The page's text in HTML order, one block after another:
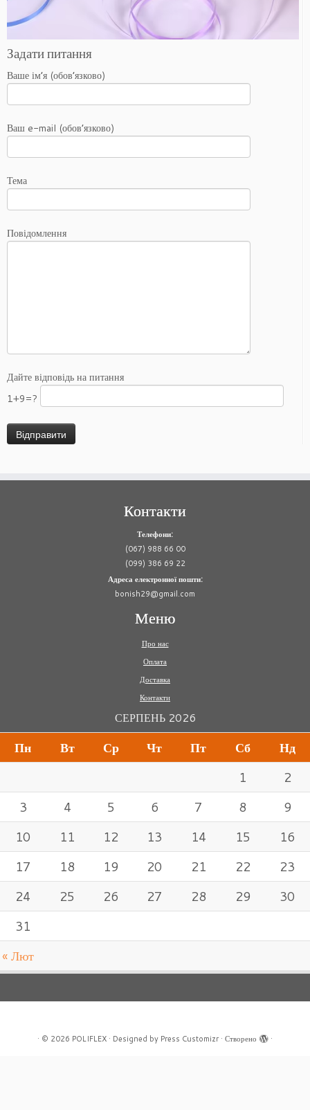
Задати питання
Ваше ім’я (обов’язково)
Ваш e-mail (обов’язково)
Тема
Повідомлення
Дайте відповідь на питання
1+9=?
Контакти
Телефони:
(067) 988 66 00
(099) 386 69 22
Адреса електронної пошти:
bonish29@gmail.com
Меню
Про нас
Оплата
Доставка
Контакти
СЕРПЕНЬ 2026
Пн Вт Ср Чт Пт Сб Нд
« Лют
1
2
3
4 5 6 7 8
9
10
11 12 13 14 15
16
17
18 19 20 21 22
23
24
25 26 27 28 29
30
31
· © 2026 POLIFLEX · Designed by Press Customizr· Створено ·